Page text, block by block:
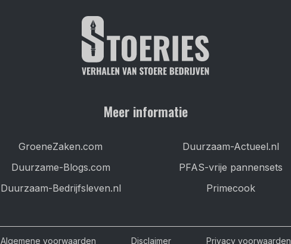
Meer informatie
GroeneZaken.com
Duurzame-Blogs.com
Duurzaam-Bedrijfsleven.nl
Duurzaam-Actueel.nl
PFAS-vrije pannensets
Primecook
Algemene voorwaarden Disclaimer Privacy voorwaarden